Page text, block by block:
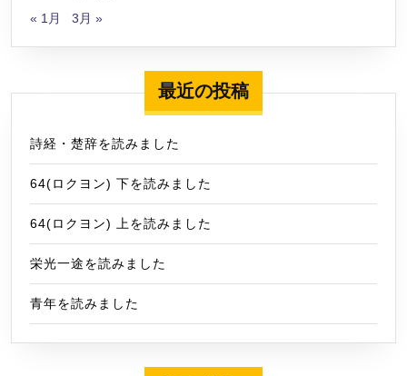
« 1月 3月 »
最近の投稿
詩経・楚辞を読みました
64(ロクヨン) 下を読みました
64(ロクヨン) 上を読みました
栄光一途を読みました
青年を読みました